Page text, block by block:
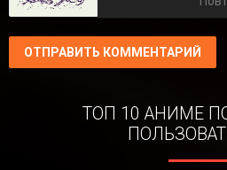
ОТПРАВИТЬ КОММЕНТАРИЙ
ТОП 10 АНИМЕ